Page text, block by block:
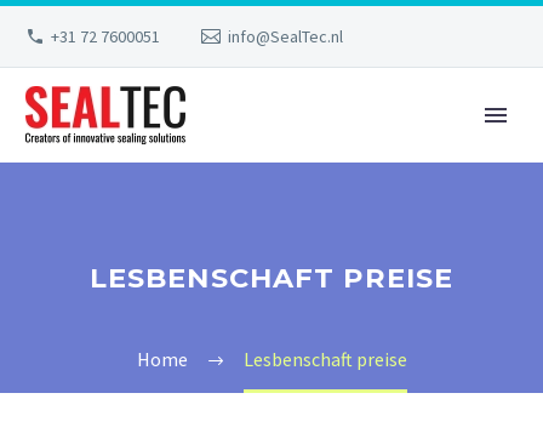
+31 72 7600051 info@SealTec.nl
LESBENSCHAFT PREISE
Home Lesbenschaft preise